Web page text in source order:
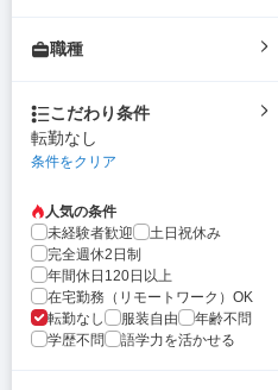
職種
こだわり条件
転勤なし
条件をクリア
人気の条件
未経験者歓迎
土日祝休み
完全週休2日制
年間休日120日以上
在宅勤務（リモートワーク）OK
転勤なし
服装自由
年齢不問
学歴不問
語学力を活かせる